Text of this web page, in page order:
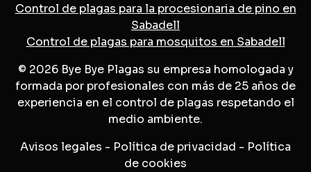
Control de plagas para la procesionaria de pino en
Sabadell
Control de plagas para mosquitos en Sabadell
© 2026 Bye Bye Plagas su empresa homologada y
formada por profesionales con más de 25 años de
experiencia en el control de plagas respetando el
medio ambiente.
Avisos legales - Política de privacidad - Política
de cookies